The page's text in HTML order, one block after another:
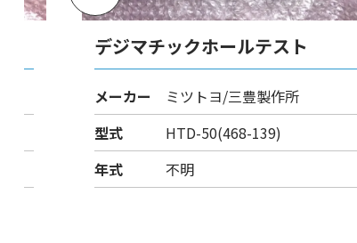
デジマチックホールテスト
メーカー
ミツトヨ/三豊製作所
型式
HTD-50(468-139)
年式
不明